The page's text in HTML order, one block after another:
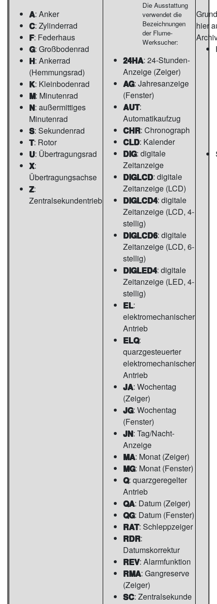
A: Anker
C: Zylinderrad
F: Federhaus
G: Großbodenrad
H: Ankerrad
(Hemmungsrad)
K: Kleinbodenrad
M: Minutenrad
N: außermittiges
Minutenrad
S: Sekundenrad
T: Rotor
U: Übertragungsrad
X:
Übertragungsachse
Z:
Zentralsekundentrieb
Die Ausstattung
verwendet die
Bezeichnungen
der Flume-
Werksucher:
24HA: 24-Stunden-
Anzeige (Zeiger)
AG: Jahresanzeige
(Fenster)
AUT:
Automatikaufzug
CHR: Chronograph
CLD: Kalender
DIG: digitale
Zeitanzeige
DIGLCD: digitale
Zeitanzeige (LCD)
DIGLCD4: digitale
Zeitanzeige (LCD, 4-
stellig)
DIGLCD6: digitale
Zeitanzeige (LCD, 6-
stellig)
DIGLED4: digitale
Zeitanzeige (LED, 4-
stellig)
EL:
elektromechanischer
Antrieb
ELQ:
quarzgesteuerter
elektromechanischer
Antrieb
JA: Wochentag
(Zeiger)
JG: Wochentag
(Fenster)
JN: Tag/Nacht-
Anzeige
MA: Monat (Zeiger)
MG: Monat (Fenster)
Q: quarzgeregelter
Antrieb
QA: Datum (Zeiger)
QG: Datum (Fenster)
RAT: Schleppzeiger
RDR:
Datumskorrektur
REV: Alarmfunktion
RMA: Gangreserve
(Zeiger)
SC: Zentralsekunde
hier